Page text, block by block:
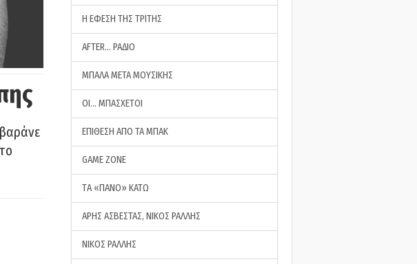
Η ΕΦΕΣΗ ΤΗΣ ΤΡΙΤΗΣ
AFTER… ΡΑΔΙΟ
ΜΠΑΛΑ ΜΕΤΑ ΜΟΥΣΙΚΗΣ
ΟΙ… ΜΠΑΣΧΕΤΟΙ
ΕΠΙΘΕΣΗ ΑΠΟ ΤΑ ΜΠΑΚ
GAME ZONE
ΤA «ΠΑΝΟ» ΚΑΤΩ
ΑΡΗΣ ΑΣΒΕΣΤΑΣ, ΝΙΚΟΣ ΡΑΛΛΗΣ
ΝΙΚΟΣ ΡΑΛΛΗΣ